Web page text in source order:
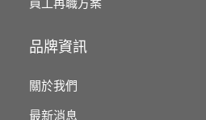
品牌資訊
關於我們
最新消息